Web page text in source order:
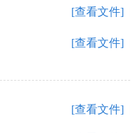
[查看文件]
[查看文件]
[查看文件]